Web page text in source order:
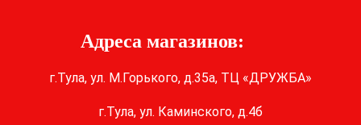
Адреса магазинов:
г.Тула, ул. М.Горького, д.35а, ТЦ «ДРУЖБА»
г.Тула, ул. Каминского, д.4б